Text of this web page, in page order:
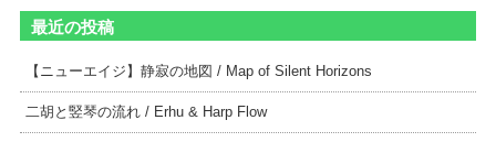
最近の投稿
【ニューエイジ】静寂の地図 / Map of Silent Horizons
二胡と竪琴の流れ / Erhu & Harp Flow